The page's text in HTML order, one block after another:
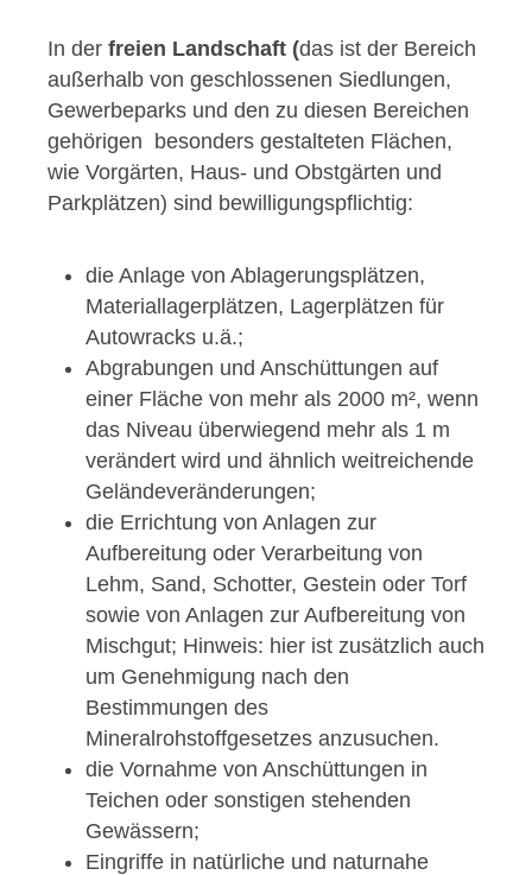
In der freien Landschaft (das ist der Bereich
außerhalb von geschlossenen Siedlungen,
Gewerbeparks und den zu diesen Bereichen
gehörigen besonders gestalteten Flächen,
wie Vorgärten, Haus- und Obstgärten und
Parkplätzen) sind bewilligungspflichtig:
die Anlage von Ablagerungsplätzen,
Materiallagerplätzen, Lagerplätzen für
Autowracks u.ä.;
Abgrabungen und Anschüttungen auf
einer Fläche von mehr als 2000 m², wenn
das Niveau überwiegend mehr als 1 m
verändert wird und ähnlich weitreichende
Geländeveränderungen;
die Errichtung von Anlagen zur
Aufbereitung oder Verarbeitung von
Lehm, Sand, Schotter, Gestein oder Torf
sowie von Anlagen zur Aufbereitung von
Mischgut; Hinweis: hier ist zusätzlich auch
um Genehmigung nach den
Bestimmungen des
Mineralrohstoffgesetzes anzusuchen.
die Vornahme von Anschüttungen in
Teichen oder sonstigen stehenden
Gewässern;
Eingriffe in natürliche und naturnahe